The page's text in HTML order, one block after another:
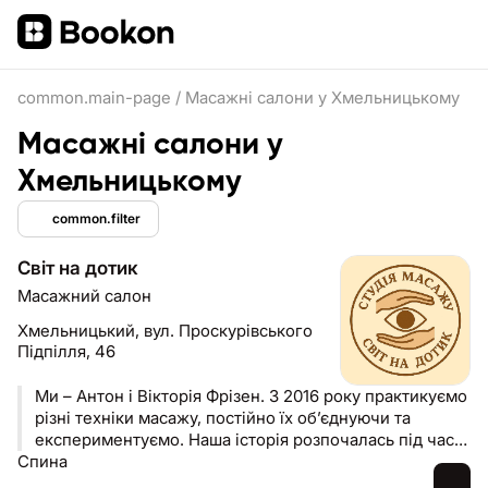
common.main-page / Масажні салони у Хмельницькому
Масажні салони у
Хмельницькому
common.filter
Світ на дотик
Масажний салон
Хмельницький, вул. Проскурівського
Підпілля, 46
Ми – Антон і Вікторія Фрізен. З 2016 року практикуємо
різні техніки масажу, постійно їх об’єднуючи та
експериментуємо. Наша історія розпочалась під час
спільного навчання в Генічеському медичному
Спина